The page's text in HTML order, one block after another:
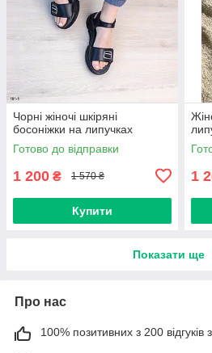
Чорні жіночі шкіряні
босоніжки на липучках
Готово до відправки
1 200 ₴ 1 570 ₴
Купити
1
Показати ще
Про нас
100% позитивних з 200 відгуків